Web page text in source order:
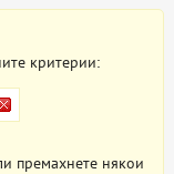
критерии:
премахнете някои